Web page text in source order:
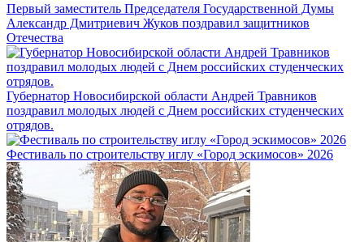
Первый заместитель Председателя Государственной Думы
Александр Дмитриевич Жуков поздравил защитников
Отечества
Губернатор Новосибирской области Андрей Травников
поздравил молодых людей с Днем российских студенческих
отрядов.
Фестиваль по строительству иглу «Город эскимосов» 2026